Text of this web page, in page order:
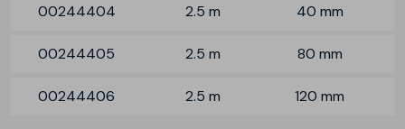
00244404 2.5 m 40 mm
00244405 2.5 m 80 mm
00244406 2.5 m 120 mm